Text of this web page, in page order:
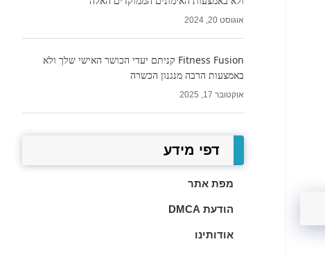
אוגוסט 20, 2024
Fitness Fusion קניתם יעדי הכושר האישי שלך ולא
באמצעות הרבה מנגנון הכשרה
אוקטובר 17, 2025
דפי מידע
מפת אתר
הודעת DMCA
אודותינו